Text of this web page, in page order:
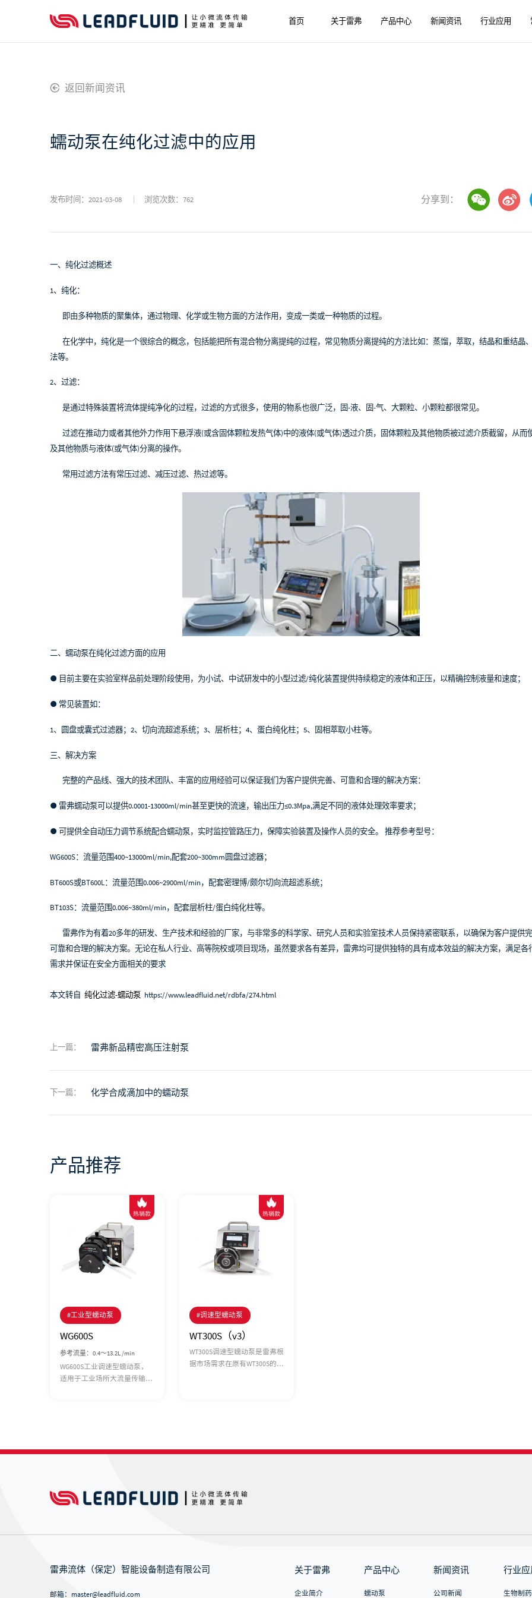
首页 关于雷弗 产品中心 新闻资讯 行业应用
返回新闻资讯
蠕动泵在纯化过滤中的应用
发布时间：2021-03-08 浏览次数： 762 分享到：
一、纯化过滤概述
1、纯化：
即由多种物质的聚集体，通过物理、化学或生物方面的方法作用，变成一类或一种物质的过程。
在化学中，纯化是一个很综合的概念，包括能把所有混合物分离提纯的过程，常见物质分离提纯的方法比如：蒸馏，萃取，结晶和重结晶
法等。
2、过滤：
是通过特殊装置将流体提纯净化的过程，过滤的方式很多，使用的物系也很广泛，固-液、固-气、大颗粒、小颗粒都很常见。
过滤在推动力或者其他外力作用下悬浮液(或含固体颗粒发热气体)中的液体(或气体)透过介质，固体颗粒及其他物质被过滤介质截留，从而
及其他物质与液体(或气体)分离的操作。
常用过滤方法有常压过滤、减压过滤、热过滤等。
二、蠕动泵在纯化过滤方面的应用
● 目前主要在实验室样品前处理阶段使用，为小试、中试研发中的小型过滤/纯化装置提供持续稳定的液体和正压，以精确控制液量和速度；
● 常见装置如：
1、圆盘或囊式过滤器；2、切向流超滤系统；3、层析柱；4、蛋白纯化柱；5、固相萃取小柱等。
三、解决方案
完整的产品线、强大的技术团队、丰富的应用经验可以保证我们为客户提供完善、可靠和合理的解决方案：
● 雷弗蠕动泵可以提供0.0001-13000ml/min甚至更快的流速，输出压力≤0.3Mpa,满足不同的液体处理效率要求；
● 可提供全自动压力调节系统配合蠕动泵，实时监控管路压力，保障实验装置及操作人员的安全。 推荐参考型号：
WG600S：流量范围400~13000ml/min,配套200~300mm圆盘过滤器；
BT600S或BT600L：流量范围0.006~2900ml/min，配套密理博/颇尔切向流超滤系统；
BT103S：流量范围0.006~380ml/min，配套层析柱/蛋白纯化柱等。
雷弗作为有着20多年的研发、生产技术和经验的厂家，与非常多的科学家、研究人员和实验室技术人员保持紧密联系，以确保为客户提供完
可靠和合理的解决方案。无论在私人行业、高等院校或项目现场，虽然要求各有差异，雷弗均可提供独特的具有成本效益的解决方案，满足各
需求并保证在安全方面相关的要求
本文转自 纯化过滤-蠕动泵 https://www.leadfluid.net/rdbfa/274.html
上一篇： 雷弗新品精密高压注射泵
下一篇： 化学合成滴加中的蠕动泵
产品推荐
#工业型蠕动泵
WG600S
参考流量：0.4～13.2L /min
WG600S工业调速型蠕动泵，
适用于工业场所大流量传输液
协议，更易于与其他控制设备
#调速型蠕动泵
WT300S（v3）
WT300S调速型蠕动泵是雷弗根
据市场需求在原有WT300S的基
热敏打印机，打印设 备的运行
参数等信息。可以从控制面板
雷弗流体（保定）智能设备制造有限公司
邮箱：master@leadfluid.com
关于雷弗
企业简介
产品中心
蠕动泵
新闻资讯
公司新闻
行业应
生物制药